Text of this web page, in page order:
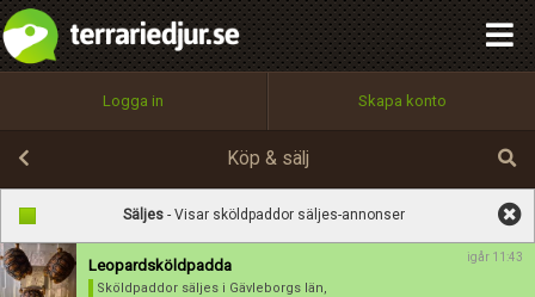
Logga in Skapa konto
Namn:
Beskrivning:
Alla Positiva Negativa
Betygsätt
Köp & sälj
Säljes- Visar sköldpaddor säljes-annonser
Leopardsköldpadda
Sköldpaddor säljes i Gävleborgs län,
igår 11:43
Utför
100%
OK
integritetspolicy
Namn:
Epost:
Användarnamn:
Begär nytt lösenord
Tillbaka till förstasidan